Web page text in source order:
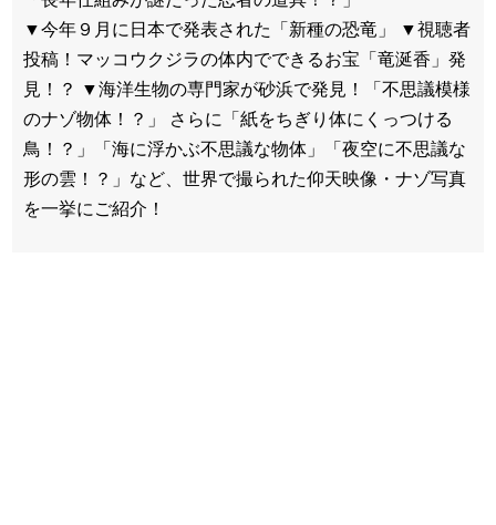
▼今年９月に日本で発表された「新種の恐竜」 ▼視聴者
投稿！マッコウクジラの体内でできるお宝「竜涎香」発
見！？ ▼海洋生物の専門家が砂浜で発見！「不思議模様
のナゾ物体！？」 さらに「紙をちぎり体にくっつける
鳥！？」「海に浮かぶ不思議な物体」「夜空に不思議な
形の雲！？」など、世界で撮られた仰天映像・ナゾ写真
を一挙にご紹介！